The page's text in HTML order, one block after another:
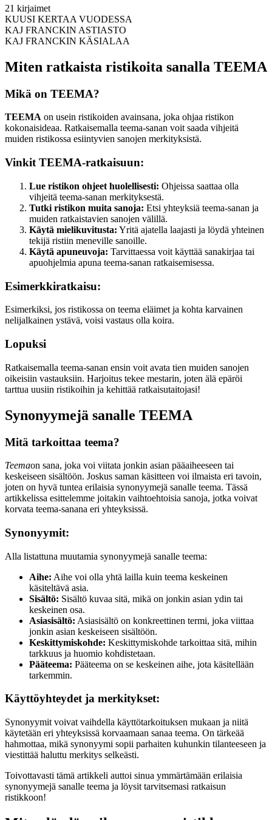
21 kirjaimet
KUUSI KERTAA VUODESSA
KAJ FRANCKIN ASTIASTO
KAJ FRANCKIN KÄSIALAA
Miten ratkaista ristikoita sanalla TEEMA
Mikä on TEEMA?
TEEMA on usein ristikoiden avainsana, joka ohjaa ristikon
kokonaisideaa. Ratkaisemalla teema-sanan voit saada vihjeitä
muiden ristikossa esiintyvien sanojen merkityksistä.
Vinkit TEEMA-ratkaisuun:
Lue ristikon ohjeet huolellisesti: Ohjeissa saattaa olla
vihjeitä teema-sanan merkityksestä.
Tutki ristikon muita sanoja: Etsi yhteyksiä teema-sanan ja
muiden ratkaistavien sanojen välillä.
Käytä mielikuvitusta: Yritä ajatella laajasti ja löydä yhteinen
tekijä ristiin meneville sanoille.
Käytä apuneuvoja: Tarvittaessa voit käyttää sanakirjaa tai
apuohjelmia apuna teema-sanan ratkaisemisessa.
Esimerkkiratkaisu:
Esimerkiksi, jos ristikossa on teema eläimet ja kohta karvainen
nelijalkainen ystävä, voisi vastaus olla koira.
Lopuksi
Ratkaisemalla teema-sanan ensin voit avata tien muiden sanojen
oikeisiin vastauksiin. Harjoitus tekee mestarin, joten älä epäröi
tarttua uusiin ristikoihin ja kehittää ratkaisutaitojasi!
Synonyymejä sanalle TEEMA
Mitä tarkoittaa teema?
Teemaon sana, joka voi viitata jonkin asian pääaiheeseen tai
keskeiseen sisältöön. Joskus saman käsitteen voi ilmaista eri tavoin,
joten on hyvä tuntea erilaisia synonyymejä sanalle teema. Tässä
artikkelissa esittelemme joitakin vaihtoehtoisia sanoja, jotka voivat
korvata teema-sanana eri yhteyksissä.
Synonyymit:
Alla listattuna muutamia synonyymejä sanalle teema:
Aihe: Aihe voi olla yhtä lailla kuin teema keskeinen
käsiteltävä asia.
Sisältö: Sisältö kuvaa sitä, mikä on jonkin asian ydin tai
keskeinen osa.
Asiasisältö: Asiasisältö on konkreettinen termi, joka viittaa
jonkin asian keskeiseen sisältöön.
Keskittymiskohde: Keskittymiskohde tarkoittaa sitä, mihin
tarkkuus ja huomio kohdistetaan.
Pääteema: Pääteema on se keskeinen aihe, jota käsitellään
tarkemmin.
Käyttöyhteydet ja merkitykset:
Synonyymit voivat vaihdella käyttötarkoituksen mukaan ja niitä
käytetään eri yhteyksissä korvaamaan sanaa teema. On tärkeää
hahmottaa, mikä synonyymi sopii parhaiten kuhunkin tilanteeseen ja
viestittää haluttu merkitys selkeästi.
Toivottavasti tämä artikkeli auttoi sinua ymmärtämään erilaisia
synonyymejä sanalle teema ja löysit tarvitsemasi ratkaisun
ristikkoon!